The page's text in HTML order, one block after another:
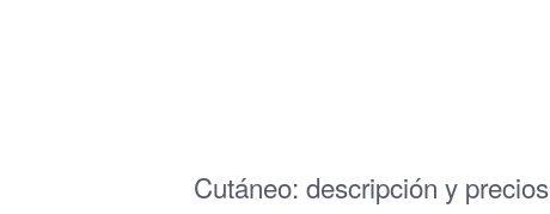
Cutáneo: descripción y precios